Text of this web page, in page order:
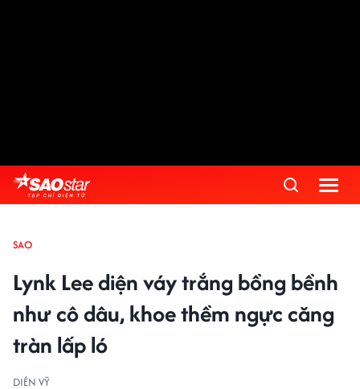
SAO
Lynk Lee diện váy trắng bồng bềnh
như cô dâu, khoe thềm ngực căng
tràn lấp ló
DIÊN VỸ